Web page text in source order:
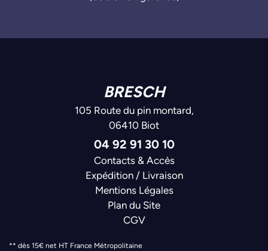
BRESCH
105 Route du pin montard,
06410 Biot
04 92 91 30 10
Contacts & Accès
Expédition / Livraison
Mentions Légales
Plan du Site
CGV
** dès 15€ net HT France Métropolitaine